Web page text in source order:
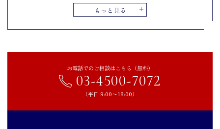
もっと見る
小規模M&Aのメリットとリスク
M&Aマッチングプラットフォーム
お電話でのご相談はこちら（無料）
03-4500-7072
（平日 9:00〜18:00）